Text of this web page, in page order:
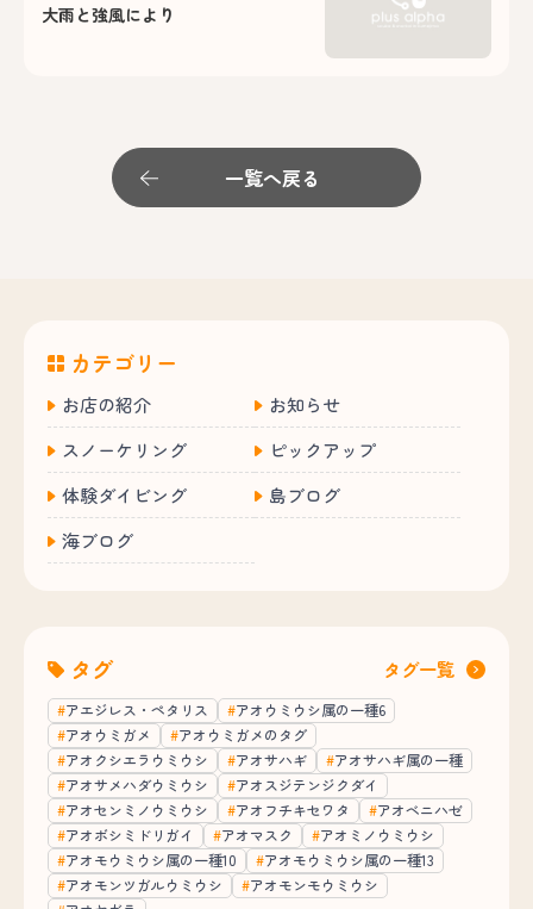
大雨と強風により
一覧へ戻る
カテゴリー
お店の紹介
お知らせ
スノーケリング
ピックアップ
体験ダイビング
島ブログ
海ブログ
タグ タグ一覧
アエジレス・ペタリス
アオウミウシ属の一種6
アオウミガメ
アオウミガメのタグ
アオクシエラウミウシ
アオサハギ
アオサハギ属の一種
アオサメハダウミウシ
アオスジテンジクダイ
アオセンミノウミウシ
アオフチキセワタ
アオベニハゼ
アオボシミドリガイ
アオマスク
アオミノウミウシ
アオモウミウシ属の一種10
アオモウミウシ属の一種13
アオモンツガルウミウシ
アオモンモウミウシ